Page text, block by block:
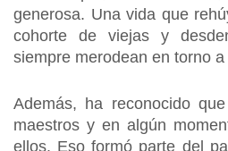
generosa. Una vida que
cohorte de viejas y
siempre merodean en torno a
Además, ha reconocido
maestros y en algún
ellos. Eso formó parte del